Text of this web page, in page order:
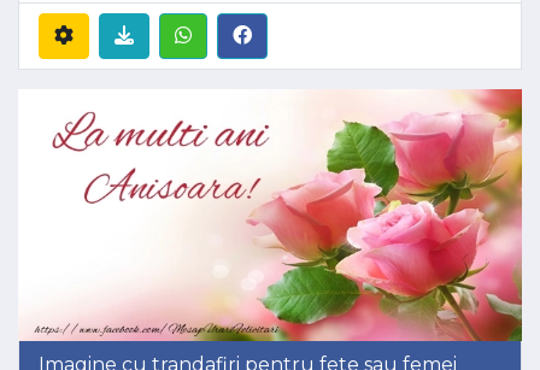
Imagine cu trandafiri pentru fete sau femei